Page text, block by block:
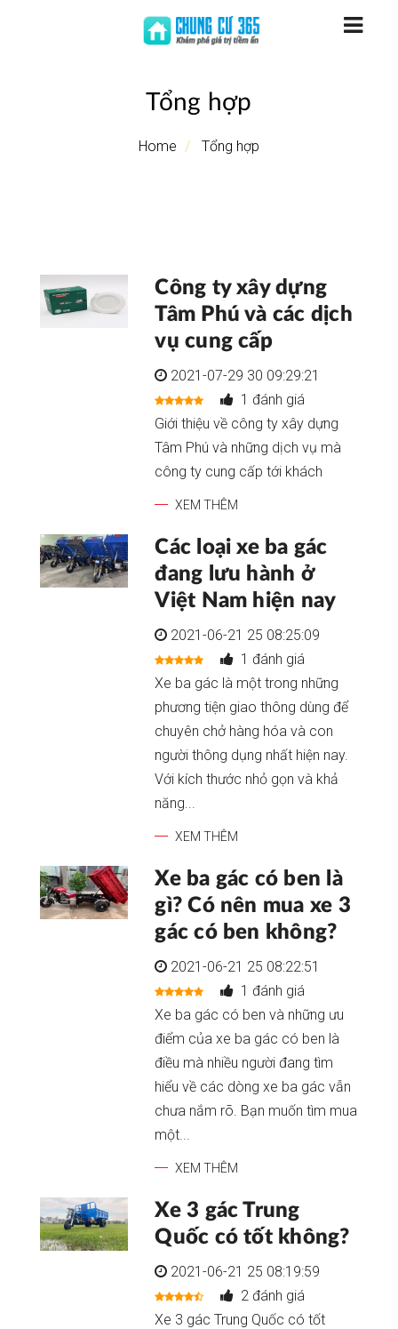
Tổng hợp
Home Tổng hợp
Công ty xây dựng
Tâm Phú và các dịch
vụ cung cấp
2021-07-29 30 09:29:21
1 đánh giá
Giới thiệu về công ty xây dựng
Tâm Phú và những dịch vụ mà
công ty cung cấp tới khách
XEM THÊM
Các loại xe ba gác
đang lưu hành ở
Việt Nam hiện nay
2021-06-21 25 08:25:09
1 đánh giá
Xe ba gác là một trong những
phương tiện giao thông dùng để
chuyên chở hàng hóa và con
người thông dụng nhất hiện nay.
Với kích thước nhỏ gọn và khả
năng...
XEM THÊM
Xe ba gác có ben là
gì? Có nên mua xe 3
gác có ben không?
2021-06-21 25 08:22:51
1 đánh giá
Xe ba gác có ben và những ưu
điểm của xe ba gác có ben là
điều mà nhiều người đang tìm
hiểu về các dòng xe ba gác vẫn
chưa nắm rõ. Bạn muốn tìm mua
một...
XEM THÊM
Xe 3 gác Trung
Quốc có tốt không?
2021-06-21 25 08:19:59
2 đánh giá
Xe 3 gác Trung Quốc có tốt